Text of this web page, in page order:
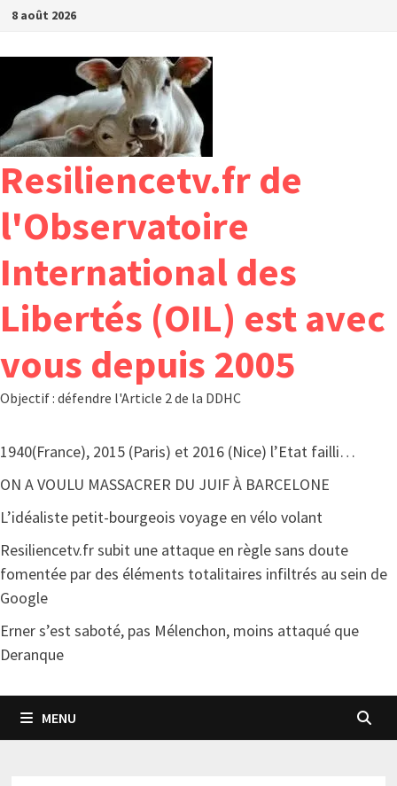
Passer
contenu
8 août 2026
Resiliencetv.fr de
l'Observatoire
International des
Libertés (OIL) est avec
vous depuis 2005
Objectif : défendre l'Article 2 de la DDHC
1940(France), 2015 (Paris) et 2016 (Nice) l’Etat failli…
ON A VOULU MASSACRER DU JUIF À BARCELONE
L’idéaliste petit-bourgeois voyage en vélo volant
Resiliencetv.fr subit une attaque en règle sans doute
fomentée par des éléments totalitaires infiltrés au sein de
Google
Erner s’est saboté, pas Mélenchon, moins attaqué que
Deranque
MENU